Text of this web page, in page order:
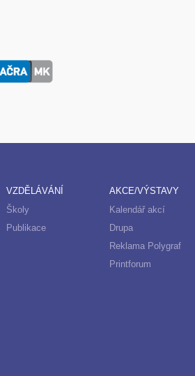
VZDĚLÁVÁNÍ
Školy
Publikace
AKCE/VÝSTAVY
Kalendář akcí
Drupa
Reklama Polygraf
Printforum